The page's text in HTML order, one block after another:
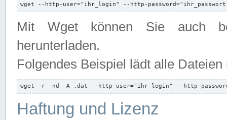
wget --http-user="ihr_login" --http-
Mit Wget können Sie auch
herunterladen.
Folgendes Beispiel lädt alle
wget -r -nd -A .dat --http-user="ihr_login" --http-
Haftung und Lizenz